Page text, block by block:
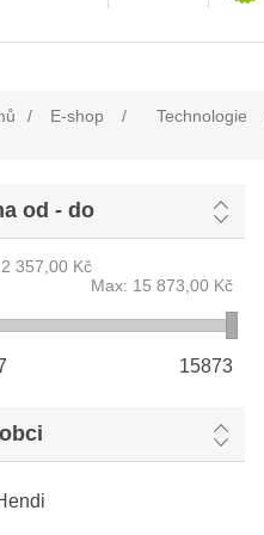
/ E-shop / Technologie
od - do
2 357,00 Kč
Max: 15 873,00 Kč
15873